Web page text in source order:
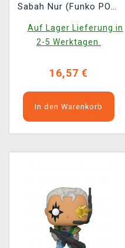
Sabah Nur (Funko POP!
Auf Lager Lieferung in
2-5 Werktagen.
16,57 €
In den Warenkorb